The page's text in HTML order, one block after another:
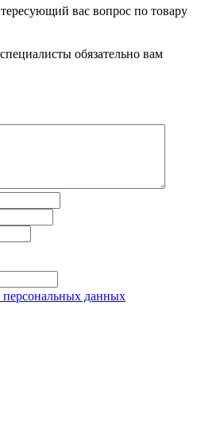
вас вопрос по товару
обязательно вам
персональных данных